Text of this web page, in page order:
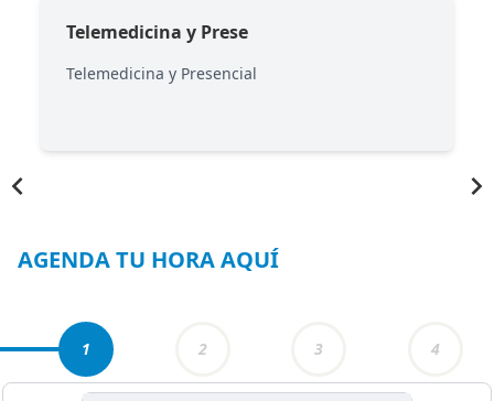
Telemedicina y Prese
Telemedicina y Presencial
AGENDA TU HORA AQUÍ
1 2 3 4